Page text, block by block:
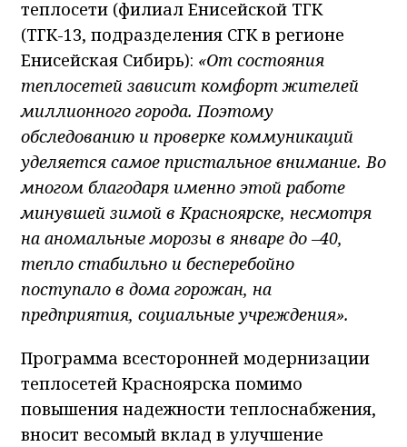
теплосети (филиал Енисейской ТГК
(ТГК-13, подразделения СГК в регионе
Енисейская Сибирь): «От состояния
теплосетей зависит комфорт жителей
миллионного города. Поэтому
обследованию и проверке коммуникаций
уделяется самое пристальное внимание. Во
многом благодаря именно этой работе
минувшей зимой в Красноярске, несмотря
на аномальные морозы в январе до –40,
тепло стабильно и бесперебойно
поступало в дома горожан, на
предприятия, социальные учреждения».
Программа всесторонней модернизации
теплосетей Красноярска помимо
повышения надежности теплоснабжения,
вносит весомый вклад в улучшение